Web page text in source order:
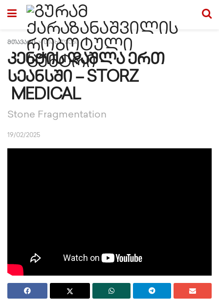
მთავარი სიახლეები
კენჭის დაშლა ერთ
სეანსში – STORZ
MEDICAL
Stone Fragmentation
19/02/2025